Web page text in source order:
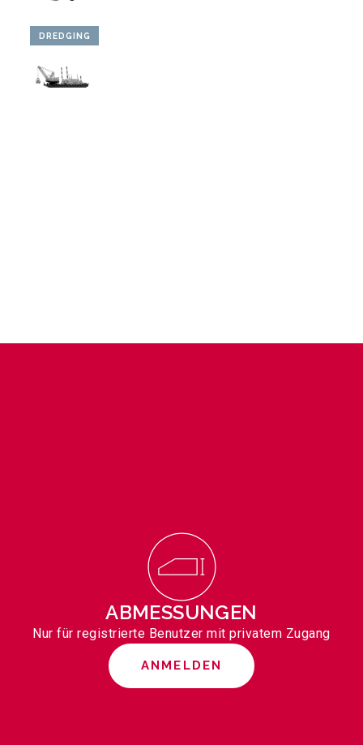
DREDGING
ABMESSUNGEN
Nur für registrierte Benutzer mit privatem Zugang
ANMELDEN